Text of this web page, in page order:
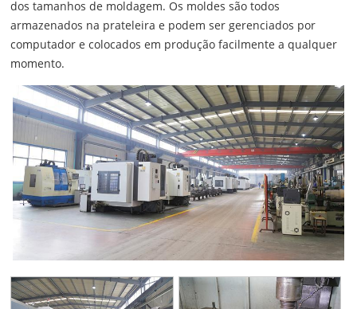
dos tamanhos de moldagem. Os moldes são todos
armazenados na prateleira e podem ser gerenciados por
computador e colocados em produção facilmente a qualquer
momento.